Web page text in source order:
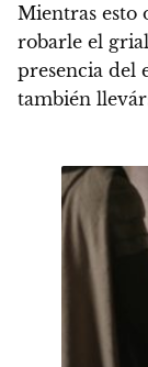
Mientras esto
robarle el
presencia del
también